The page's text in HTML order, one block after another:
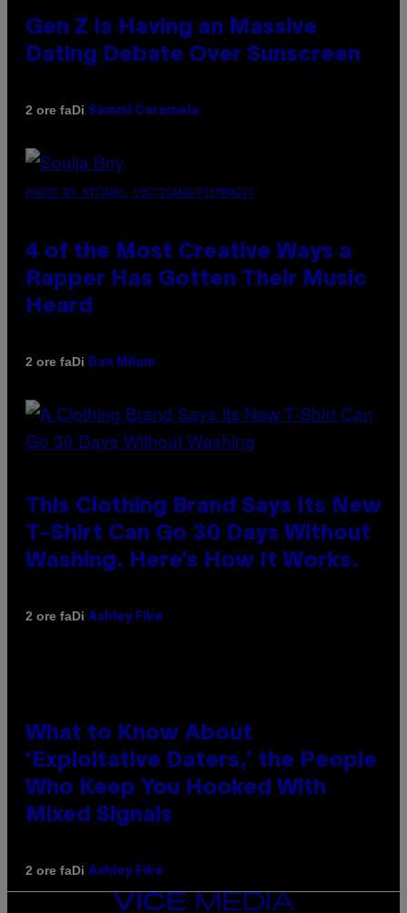
Gen Z Is Having an Massive
Dating Debate Over Sunscreen
2 ore faDi Sammi Caramela
PHOTO BY MICHAEL LOCCISANO/FILMMAGIC
4 of the Most Creative Ways a
Rapper Has Gotten Their Music
Heard
2 ore faDi Dan Milam
This Clothing Brand Says Its New
T-Shirt Can Go 30 Days Without
Washing. Here’s How It Works.
2 ore faDi Ashley Fike
What to Know About
‘Exploitative Daters,’ the People
Who Keep You Hooked With
Mixed Signals
2 ore faDi Ashley Fike
VICE